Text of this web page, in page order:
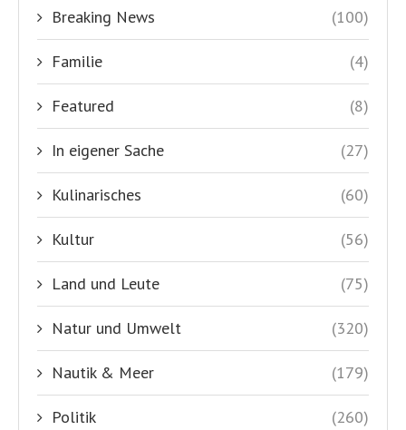
Breaking News (100)
Familie (4)
Featured (8)
In eigener Sache (27)
Kulinarisches (60)
Kultur (56)
Land und Leute (75)
Natur und Umwelt (320)
Nautik & Meer (179)
Politik (260)